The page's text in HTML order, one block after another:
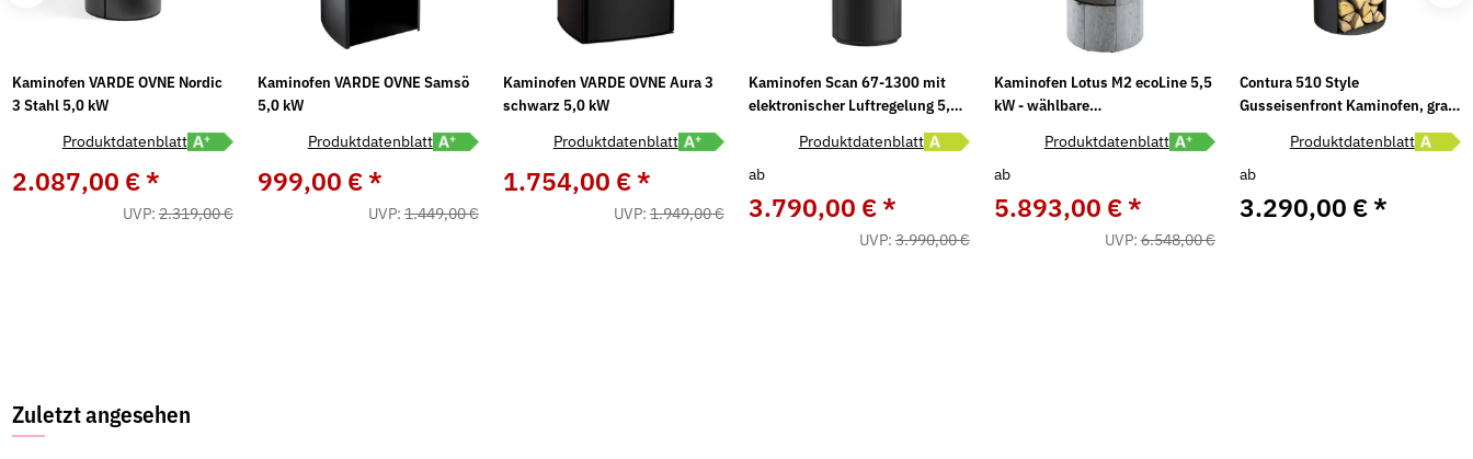
A öffnen
Kaminofen VARDE OVNE Nordic
3 Stahl 5,0 kW
ProduktdatenblattEnergielabel A+ öffnen
2.087,00 € *
UVP:2.319,00 €
Kaminofen VARDE OVNE Samsö
5,0 kW
ProduktdatenblattEnergielabel A+ öffnen
999,00 € *
UVP:1.449,00 €
Kaminofen VARDE OVNE Aura 3
schwarz 5,0 kW
ProduktdatenblattEnergielabel A+ öffnen
1.754,00 € *
UVP:1.949,00 €
Kaminofen Scan 67-1300 mit
elektronischer Luftregelung 5,0
ProduktdatenblattEnergielabel A öffnen
ab
3.790,00 € *
UVP:3.990,00 €
Kaminofen Lotus M2 ecoLine 5,5
kW - wählbare
ProduktdatenblattEnergielabel A+ öffnen
ab
5.893,00 € *
UVP:6.548,00 €
Contura 510 Style
Gusseisenfront Kaminofen, grau
Produktdatenblatt
ab
3.290,00 € *
Zuletzt angesehen